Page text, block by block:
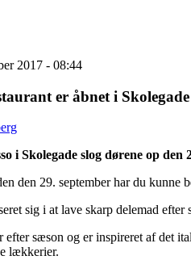
2017 - 08:44
er åbnet i Skolegade
i Skolegade slog dørene op den
den 29. september har du kunne
sig i at lave skarp delemad
efter sæson og er inspireret af det
lækkerier.